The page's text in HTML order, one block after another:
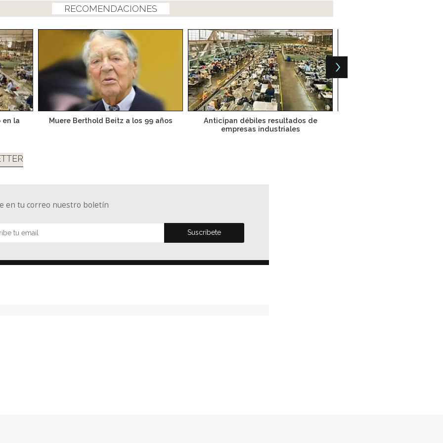
RECOMENDACIONES
en la
Muere Berthold Beitz a los 99 años
Anticipan débiles resultados de
empresas industriales
en tu correo nuestro boletín